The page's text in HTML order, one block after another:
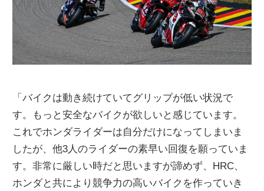
「バイクは動き続けていてグリップが低い状況で
す。もっと安全なバイクが欲しいと感じています。
これでホンダライダーは自分だけになってしまいま
したが、他3人のライダーの素早い回復を願っていま
す。非常に厳しい時だと思いますが諦めず、HRC、
ホンダと共により競争力の高いバイクを作っていき